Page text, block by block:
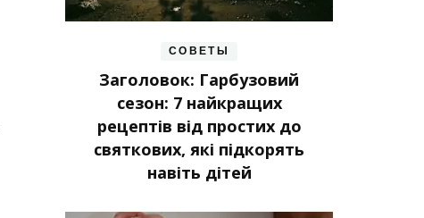
СОВЕТЫ
Заголовок: Гарбузовий
сезон: 7 найкращих
рецептів від простих до
святкових, які підкорять
навіть дітей